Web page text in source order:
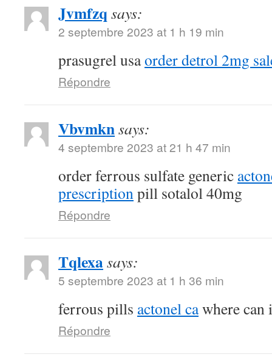
Jvmfzq says:
2 septembre 2023 at 1 h 19 min
prasugrel usaorder detrol 2mg
Répondre
Vbvmknsays:
4 septembre 2023 at 21 h 47 min
order ferrous sulfate generic
prescriptionpill sotalol 40mg
Répondre
Tqlexasays:
5 septembre 2023 at 1 h 36 min
ferrous pills actonel cawhere can
Répondre